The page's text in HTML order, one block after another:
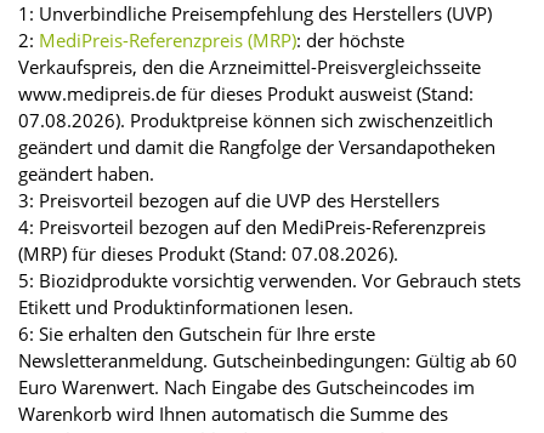
1: Unverbindliche Preisempfehlung des Herstellers (UVP)
2: MediPreis-Referenzpreis (MRP): der höchste
Verkaufspreis, den die Arzneimittel-Preisvergleichsseite
www.medipreis.de für dieses Produkt ausweist (Stand:
07.08.2026). Produktpreise können sich zwischenzeitlich
geändert und damit die Rangfolge der Versandapotheken
geändert haben.
3: Preisvorteil bezogen auf die UVP des Herstellers
4: Preisvorteil bezogen auf den MediPreis-Referenzpreis
(MRP) für dieses Produkt (Stand: 07.08.2026).
5: Biozidprodukte vorsichtig verwenden. Vor Gebrauch stets
Etikett und Produktinformationen lesen.
6: Sie erhalten den Gutschein für Ihre erste
Newsletteranmeldung. Gutscheinbedingungen: Gültig ab 60
Euro Warenwert. Nach Eingabe des Gutscheincodes im
Warenkorb wird Ihnen automatisch die Summe des